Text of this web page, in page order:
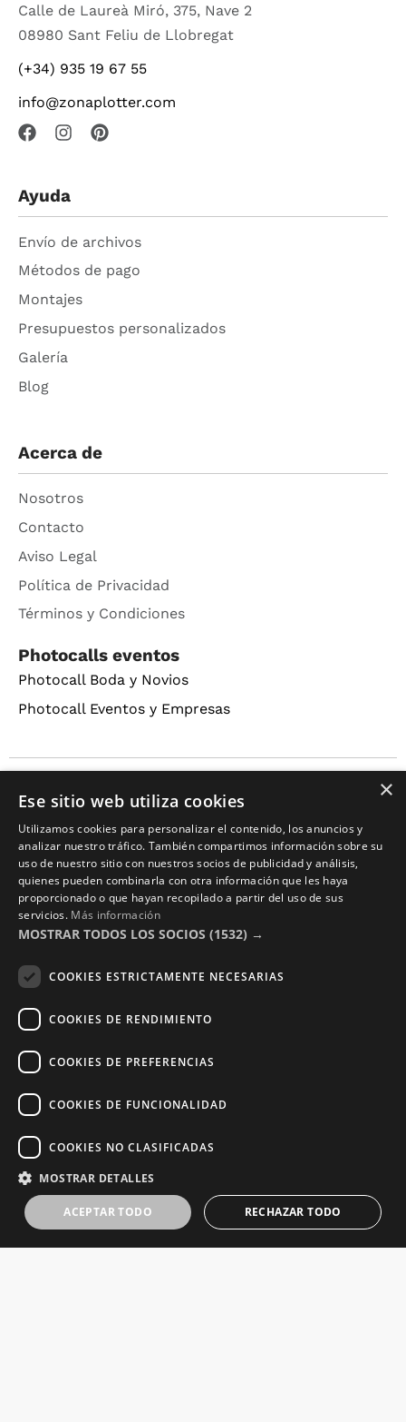
Calle de Laureà Miró, 375, Nave 2
08980 Sant Feliu de Llobregat
(+34) 935 19 67 55
info@zonaplotter.com
Ayuda
Envío de archivos
Métodos de pago
Montajes
Presupuestos personalizados
Galería
Blog
Acerca de
Nosotros
Contacto
Aviso Legal
Política de Privacidad
Términos y Condiciones
Photocalls eventos
Photocall Boda y Novios
Photocall Eventos y Empresas
Copyright © 2016 – 2026 ZonaPlotter.com. All rights×
Ese sitio web utiliza cookies
Utilizamos cookies para personalizar el contenido, los anuncios y
analizar nuestro tráfico. También compartimos información sobre su
uso de nuestro sitio con nuestros socios de publicidad y análisis,
quienes pueden combinarla con otra información que les haya
proporcionado o que hayan recopilado a partir del uso de sus
servicios. Más información
MOSTRAR TODOS LOS SOCIOS (1532) →
COOKIES ESTRICTAMENTE NECESARIAS
COOKIES DE RENDIMIENTO
COOKIES DE PREFERENCIAS
COOKIES DE FUNCIONALIDAD
COOKIES NO CLASIFICADAS
MOSTRAR DETALLES
ACEPTAR TODO RECHAZAR TODO